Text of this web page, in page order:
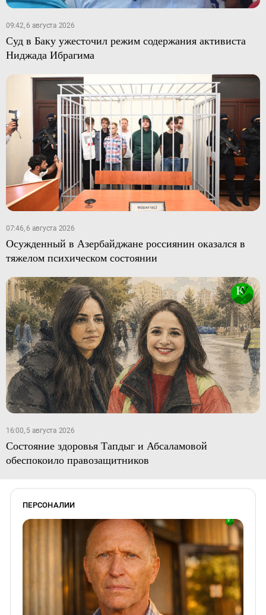
09:42, 6 августа 2026
Суд в Баку ужесточил режим содержания активиста
Ниджада Ибрагима
07:46, 6 августа 2026
Осужденный в Азербайджане россиянин оказался в
тяжелом психическом состоянии
16:00, 5 августа 2026
Состояние здоровья Тапдыг и Абсаламовой
обеспокоило правозащитников
ПЕРСОНАЛИИ